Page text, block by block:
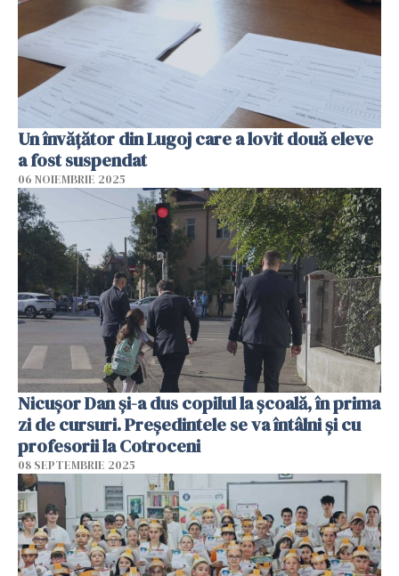
Un învățător din Lugoj care a lovit două eleve
a fost suspendat
06 NOIEMBRIE 2025
Nicușor Dan și-a dus copilul la școală, în prima
zi de cursuri. Președintele se va întâlni și cu
profesorii la Cotroceni
08 SEPTEMBRIE 2025